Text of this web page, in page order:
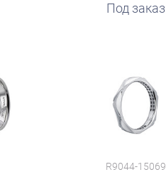
Под заказ
руб.
R9044-15069